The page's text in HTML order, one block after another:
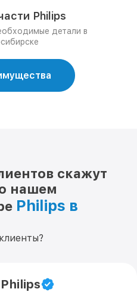
Philips
детали в
скажут
нашем
Philips в